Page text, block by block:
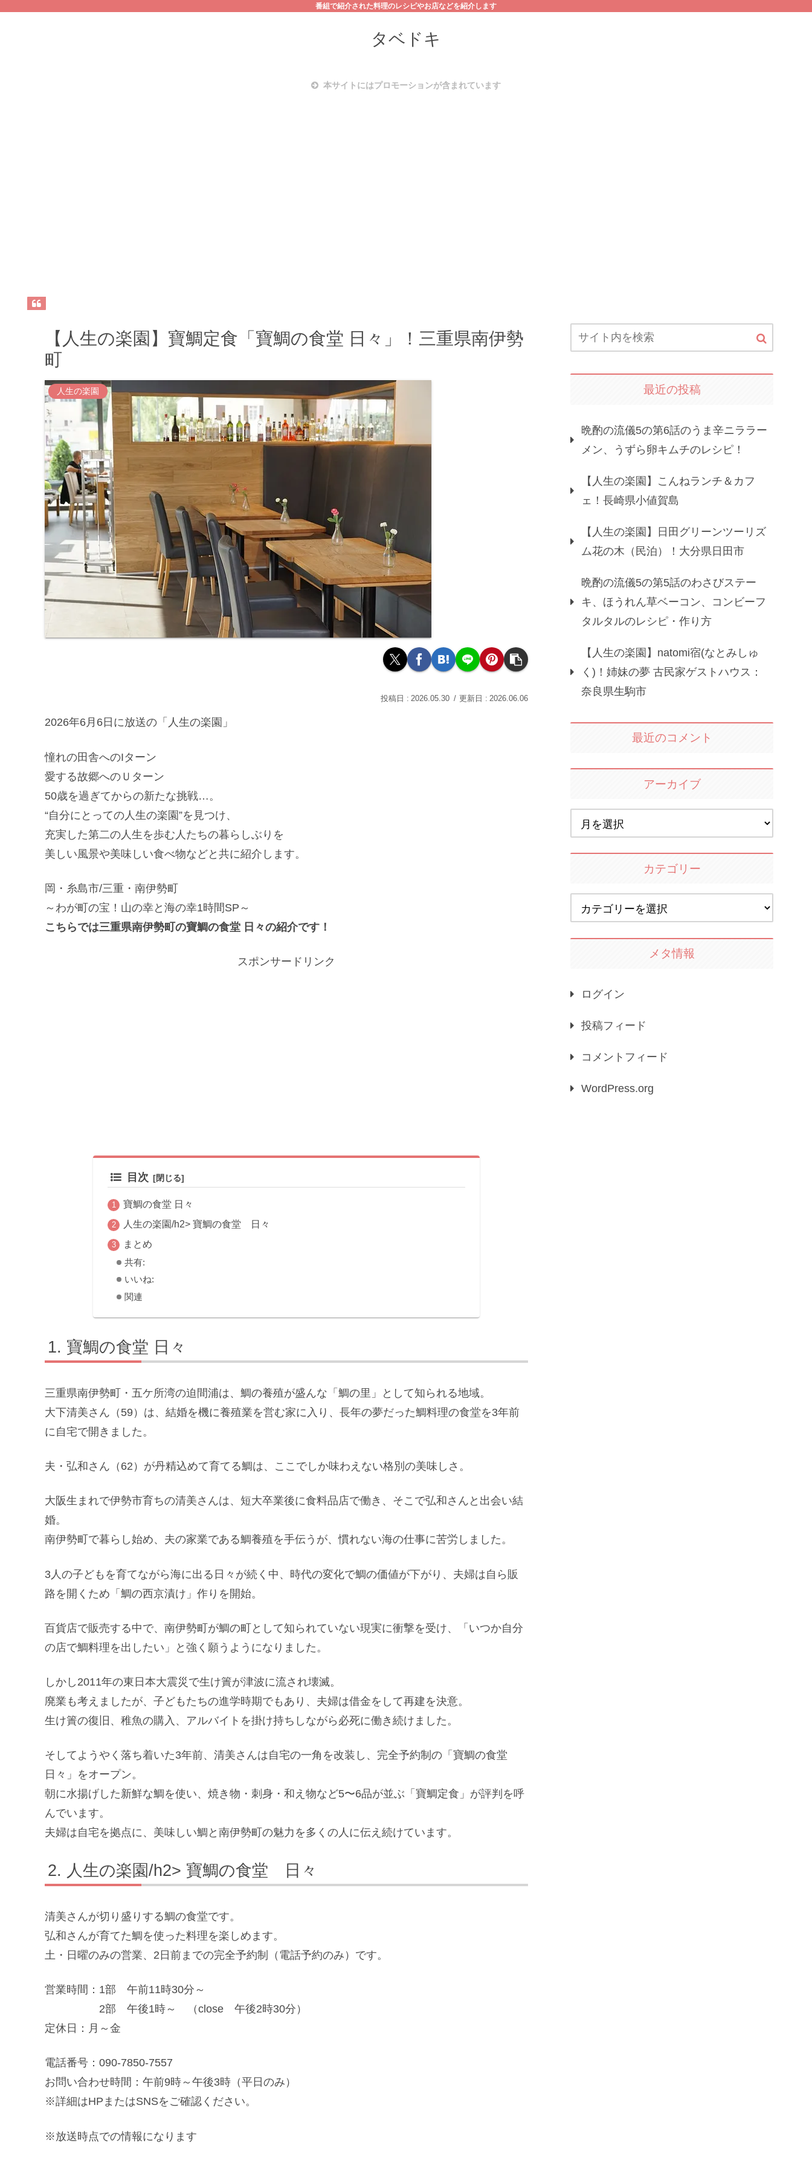
番組で紹介された料理のレシピやお店などを紹介します
タベドキ
本サイトにはプロモーションが含まれています
【人生の楽園】寶鯛定食「寶鯛の食堂 日々」！三重県南伊勢
町
人生の楽園
2026.05.30 2026.06.06
2026年6月6日に放送の「人生の楽園」
憧れの田舎へのIターン
愛する故郷へのＵターン
50歳を過ぎてからの新たな挑戦…。
“自分にとっての人生の楽園”を見つけ、
充実した第二の人生を歩む人たちの暮らしぶりを
美しい風景や美味しい食べ物などと共に紹介します。
岡・糸島市/三重・南伊勢町
～わが町の宝！山の幸と海の幸1時間SP～
こちらでは三重県南伊勢町の寶鯛の食堂 日々の紹介です！
スポンサードリンク
目次
寶鯛の食堂 日々
人生の楽園/h2> 寶鯛の食堂 日々
まとめ
共有:
いいね:
関連
寶鯛の食堂 日々
三重県南伊勢町・五ケ所湾の迫間浦は、鯛の養殖が盛んな「鯛の里」として知られる地域。
大下清美さん（59）は、結婚を機に養殖業を営む家に入り、長年の夢だった鯛料理の食堂を3年前
に自宅で開きました。
夫・弘和さん（62）が丹精込めて育てる鯛は、ここでしか味わえない格別の美味しさ。
大阪生まれで伊勢市育ちの清美さんは、短大卒業後に食料品店で働き、そこで弘和さんと出会い結
婚。
南伊勢町で暮らし始め、夫の家業である鯛養殖を手伝うが、慣れない海の仕事に苦労しました。
3人の子どもを育てながら海に出る日々が続く中、時代の変化で鯛の価値が下がり、夫婦は自ら販
路を開くため「鯛の西京漬け」作りを開始。
百貨店で販売する中で、南伊勢町が鯛の町として知られていない現実に衝撃を受け、「いつか自分
の店で鯛料理を出したい」と強く願うようになりました。
しかし2011年の東日本大震災で生け簀が津波に流され壊滅。
廃業も考えましたが、子どもたちの進学時期でもあり、夫婦は借金をして再建を決意。
生け簀の復旧、稚魚の購入、アルバイトを掛け持ちしながら必死に働き続けました。
そしてようやく落ち着いた3年前、清美さんは自宅の一角を改装し、完全予約制の「寶鯛の食堂
日々」をオープン。
朝に水揚げした新鮮な鯛を使い、焼き物・刺身・和え物など5〜6品が並ぶ「寶鯛定食」が評判を呼
んでいます。
夫婦は自宅を拠点に、美味しい鯛と南伊勢町の魅力を多くの人に伝え続けています。
人生の楽園/h2> 寶鯛の食堂 日々
清美さんが切り盛りする鯛の食堂です。
弘和さんが育てた鯛を使った料理を楽しめます。
土・日曜のみの営業、2日前までの完全予約制（電話予約のみ）です。
営業時間：1部 午前11時30分～
2部 午後1時～ （close 午後2時30分）
定休日：月～金
電話番号：090-7850-7557
お問い合わせ時間：午前9時～午後3時（平日のみ）
※詳細はHPまたはSNSをご確認ください。
※放送時点での情報になります
最近の投稿
晩酌の流儀5の第6話のうま辛ニララー
メン、うずら卵キムチのレシピ！
【人生の楽園】こんねランチ＆カフ
ェ！長崎県小値賀島
【人生の楽園】日田グリーンツーリズ
ム花の木（民泊）！大分県日田市
晩酌の流儀5の第5話のわさびステー
キ、ほうれん草ベーコン、コンビーフ
タルタルのレシピ・作り方
【人生の楽園】natomi宿(なとみしゅ
く)！姉妹の夢 古民家ゲストハウス：
奈良県生駒市
最近のコメント
アーカイブ
カテゴリー
メタ情報
ログイン
投稿フィード
コメントフィード
WordPress.org